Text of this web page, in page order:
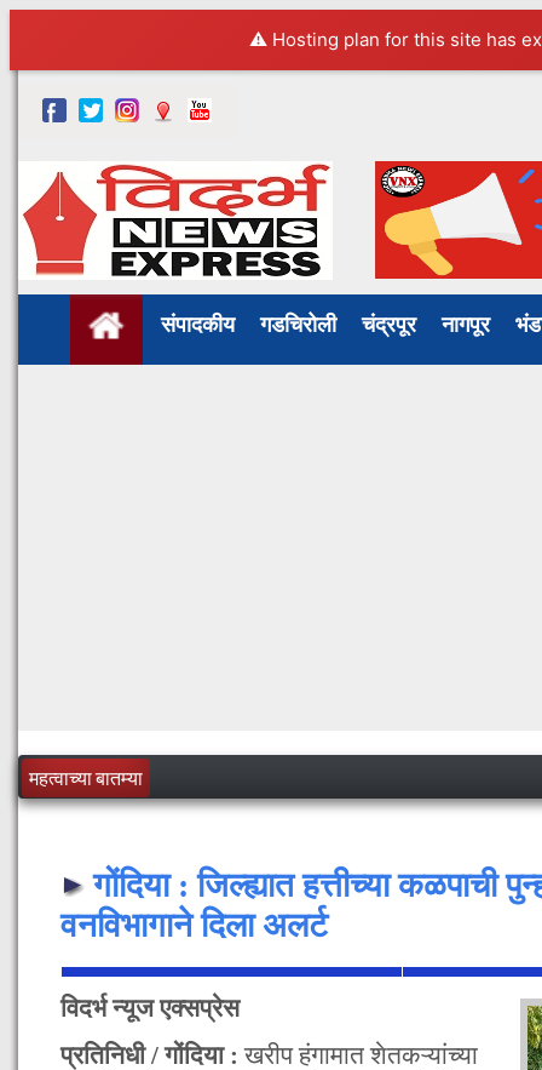
⚠️ Hosting plan for this site has
संपादकीय गडचिरोली चंद्रपूर नागपूर
महत्वाच्या बातम्या
गोंदिया : जिल्ह्यात हत्तीच्या कळपाची
वनविभागाने दिला अलर्ट
विदर्भ न्यूज एक्सप्रेस
प्रतिनिधी / गोंदिया :खरीप हंगामात शेतकऱ्यांच्या